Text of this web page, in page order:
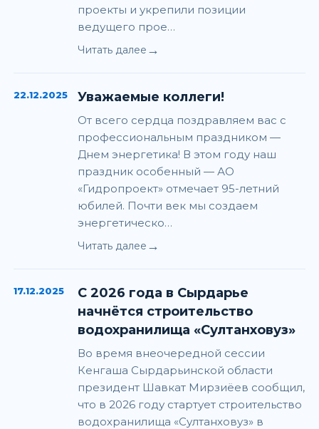
проекты и укрепили позиции
ведущего прое…
Читать далее →
22.12.2025 Уважаемые коллеги!
От всего сердца поздравляем вас с
профессиональным праздником —
Днем энергетика! В этом году наш
праздник особенный — АО
«Гидропроект» отмечает 95-летний
юбилей. Почти век мы создаем
энергетическо…
Читать далее →
17.12.2025
С 2026 года в Сырдарье
начнётся строительство
водохранилища «Султанховуз»
Во время внеочередной сессии
Кенгаша Сырдарьинской области
президент Шавкат Мирзиёев сообщил,
что в 2026 году стартует строительство
водохранилища «Султанховуз» в